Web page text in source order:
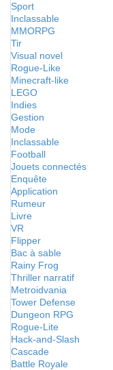
Sport
Inclassable
MMORPG
Tir
Visual novel
Rogue-Like
Minecraft-like
LEGO
Indies
Gestion
Mode
Inclassable
Football
Jouets connectés
Enquête
Application
Rumeur
Livre
VR
Flipper
Bac à sable
Rainy Frog
Thriller narratif
Metroidvania
Tower Defense
Dungeon RPG
Rogue-Lite
Hack-and-Slash
Cascade
Battle Royale